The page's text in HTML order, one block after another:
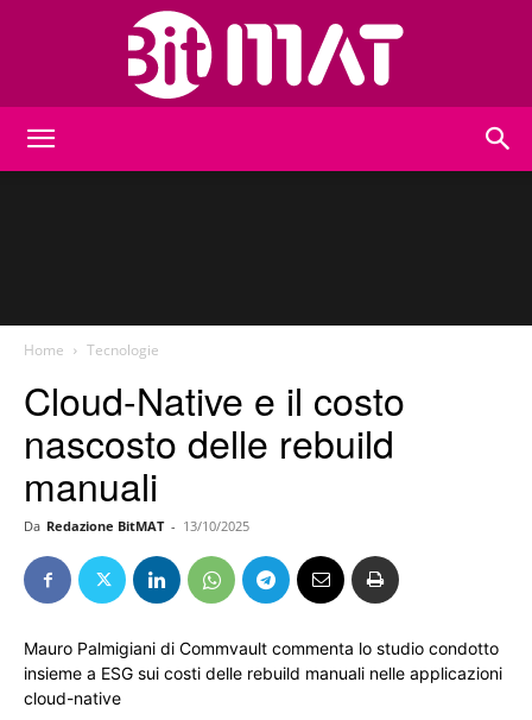
Home Tecnologie
Cloud-Native e il costo
nascosto delle rebuild
manuali
Da Redazione BitMAT - 13/10/2025
Mauro Palmigiani di Commvault commenta lo studio condotto
insieme a ESG sui costi delle rebuild manuali nelle applicazioni
cloud-native